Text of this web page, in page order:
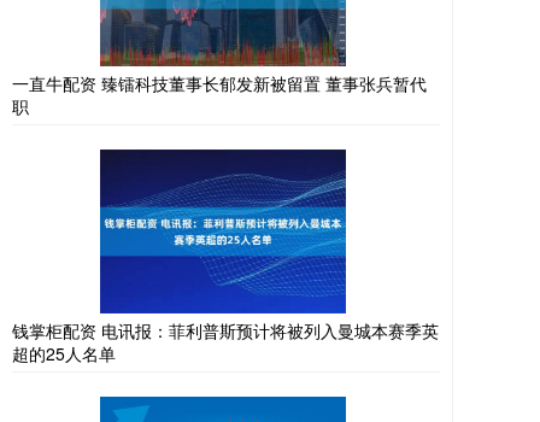
一直牛配资 臻镭科技董事长郁发新被留置 董事张兵暂代
职
钱掌柜配资 电讯报：菲利普斯预计将被列入曼城本赛季英
超的25人名单